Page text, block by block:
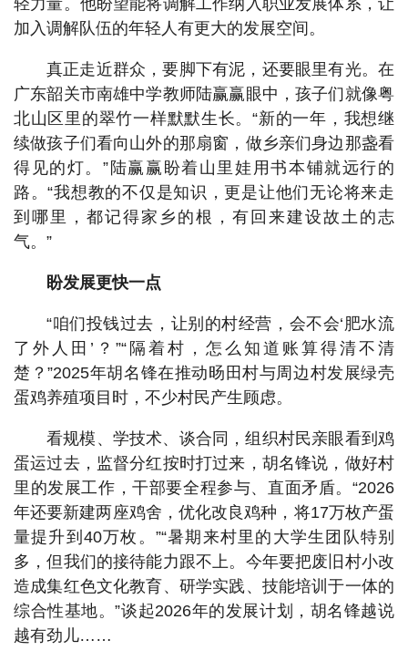
轻力量。他盼望能将调解工作纳入职业发展体系，让
加入调解队伍的年轻人有更大的发展空间。
真正走近群众，要脚下有泥，还要眼里有光。在
广东韶关市南雄中学教师陆赢赢眼中，孩子们就像粤
北山区里的翠竹一样默默生长。“新的一年，我想继
续做孩子们看向山外的那扇窗，做乡亲们身边那盏看
得见的灯。”陆赢赢盼着山里娃用书本铺就远行的
路。“我想教的不仅是知识，更是让他们无论将来走
到哪里，都记得家乡的根，有回来建设故土的志
气。”
盼发展更快一点
“咱们投钱过去，让别的村经营，会不会‘肥水流
了外人田’？”“隔着村，怎么知道账算得清不清
楚？”2025年胡名锋在推动旸田村与周边村发展绿壳
蛋鸡养殖项目时，不少村民产生顾虑。
看规模、学技术、谈合同，组织村民亲眼看到鸡
蛋运过去，监督分红按时打过来，胡名锋说，做好村
里的发展工作，干部要全程参与、直面矛盾。“2026
年还要新建两座鸡舍，优化改良鸡种，将17万枚产蛋
量提升到40万枚。”“暑期来村里的大学生团队特别
多，但我们的接待能力跟不上。今年要把废旧村小改
造成集红色文化教育、研学实践、技能培训于一体的
综合性基地。”谈起2026年的发展计划，胡名锋越说
越有劲儿……